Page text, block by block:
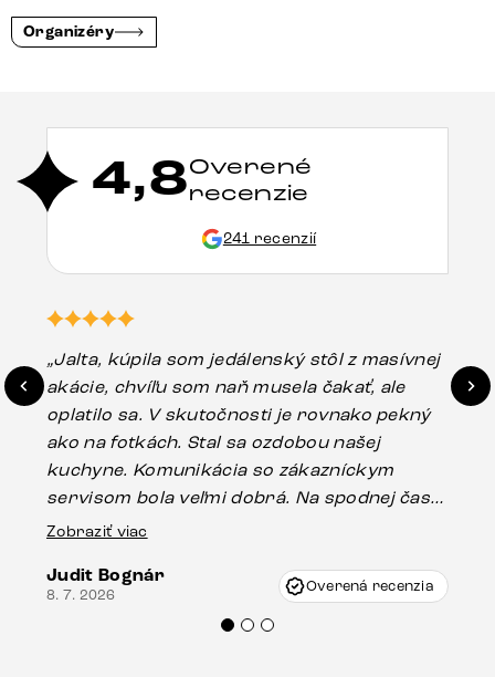
Organizéry
4,8Overené
recenzie
241 recenzií
„Jalta, kúpila som jedálenský stôl z masívnej
akácie, chvíľu som naň musela čakať, ale
oplatilo sa. V skutočnosti je rovnako pekný
ako na fotkách. Stal sa ozdobou našej
kuchyne. Komunikácia so zákazníckym
servisom bola veľmi dobrá. Na spodnej časti
stola bolo malé poškodenie, pravdepodobne
Vincze pri riešení mojej záležitosti pristúpili
veľmi korektne. Odporúčam produkty Delife
Zobraziť viac
Judit Bognár
8. 7. 2026 Overená recenzia